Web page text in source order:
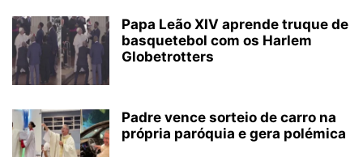
Papa Leão XIV aprende truque de
basquetebol com os Harlem
Globetrotters
Padre vence sorteio de carro na
própria paróquia e gera polémica